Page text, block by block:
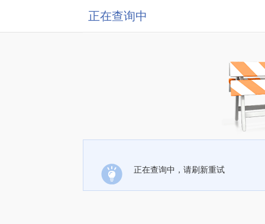
正在查询中
正在查询中，请刷新重试